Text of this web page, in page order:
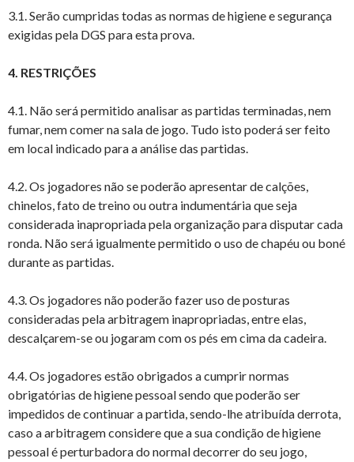
3.1. Serão cumpridas todas as normas de higiene e segurança
exigidas pela DGS para esta prova.
4. RESTRIÇÕES
4.1. Não será permitido analisar as partidas terminadas, nem
fumar, nem comer na sala de jogo. Tudo isto poderá ser feito
em local indicado para a análise das partidas.
4.2. Os jogadores não se poderão apresentar de calções,
chinelos, fato de treino ou outra indumentária que seja
considerada inapropriada pela organização para disputar cada
ronda. Não será igualmente permitido o uso de chapéu ou boné
durante as partidas.
4.3. Os jogadores não poderão fazer uso de posturas
consideradas pela arbitragem inapropriadas, entre elas,
descalçarem-se ou jogaram com os pés em cima da cadeira.
4.4. Os jogadores estão obrigados a cumprir normas
obrigatórias de higiene pessoal sendo que poderão ser
impedidos de continuar a partida, sendo-lhe atribuída derrota,
caso a arbitragem considere que a sua condição de higiene
pessoal é perturbadora do normal decorrer do seu jogo,